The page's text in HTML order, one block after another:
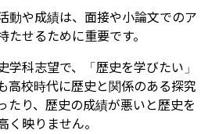
動や成績は、面接や小論文でのア
たせるために重要です。
学科志望で、「歴史を学びたい」
高校時代に歴史と関係のある探究
たり、歴史の成績が悪いと歴史を
映りません。